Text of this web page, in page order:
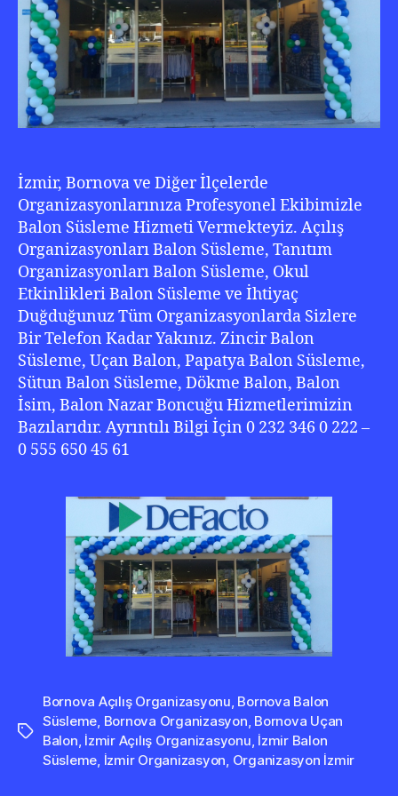
İzmir, Bornova ve Diğer İlçelerde
Organizasyonlarınıza Profesyonel Ekibimizle
Balon Süsleme Hizmeti Vermekteyiz. Açılış
Organizasyonları Balon Süsleme, Tanıtım
Organizasyonları Balon Süsleme, Okul
Etkinlikleri Balon Süsleme ve İhtiyaç
Duğduğunuz Tüm Organizasyonlarda Sizlere
Bir Telefon Kadar Yakınız. Zincir Balon
Süsleme, Uçan Balon, Papatya Balon Süsleme,
Sütun Balon Süsleme, Dökme Balon, Balon
İsim, Balon Nazar Boncuğu Hizmetlerimizin
Bazılarıdır. Ayrıntılı Bilgi İçin 0 232 346 0 222 –
0 555 650 45 61
Etiketler
Bornova Açılış Organizasyonu Bornova Balon
Süsleme Bornova Organizasyon Bornova Uçan
Balon İzmir Açılış Organizasyonu İzmir Balon
Süsleme İzmir Organizasyon Organizasyon İzmir